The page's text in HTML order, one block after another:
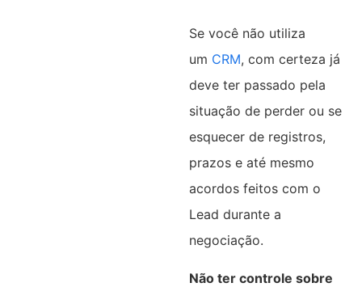
Se você não utiliza
um CRM, com certeza já
deve ter passado pela
situação de perder ou se
esquecer de registros,
prazos e até mesmo
acordos feitos com o
Lead durante a
negociação.
Não ter controle sobre